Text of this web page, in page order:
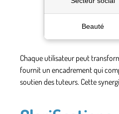
Beauté
Chaque utilisateur peut
fournit un encadrement qui
soutien des tuteurs. Cette